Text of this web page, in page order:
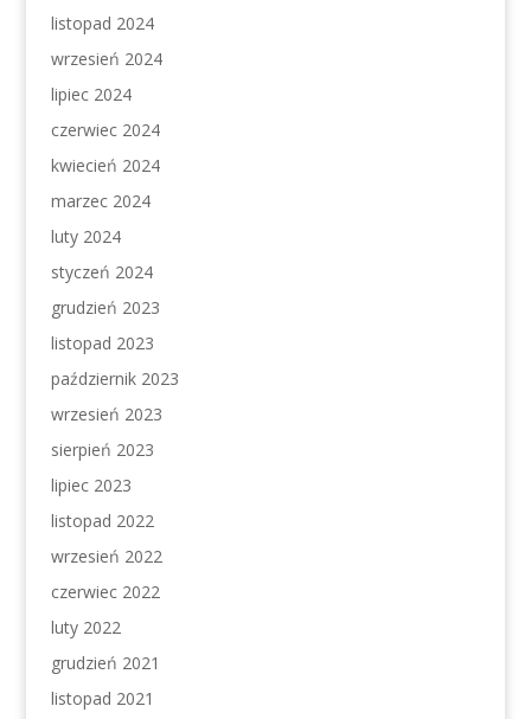
listopad 2024
wrzesień 2024
lipiec 2024
czerwiec 2024
kwiecień 2024
marzec 2024
luty 2024
styczeń 2024
grudzień 2023
listopad 2023
październik 2023
wrzesień 2023
sierpień 2023
lipiec 2023
listopad 2022
wrzesień 2022
czerwiec 2022
luty 2022
grudzień 2021
listopad 2021